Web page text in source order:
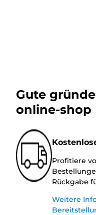
Gute
online-shop
Profitiere
Rückgabe
Weitere